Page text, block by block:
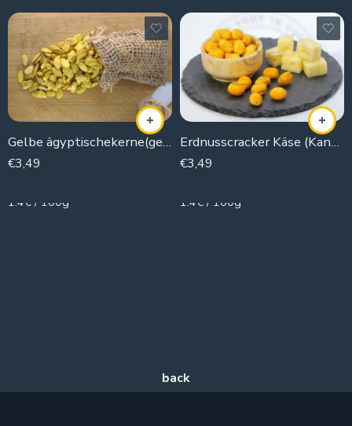
Gelbe ägyptischekerne(gesalzen)
€3,49
1.4€ / 100g
Erdnusscracker Käse (Kanaker)
€3,49
1.4€ / 100g